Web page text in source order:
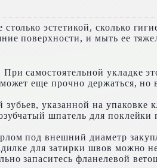
эстетикой, сколько
поверхности, и мыть ее
самостоятельной укладке
еще прочно держаться,
указанной на упаковке
шпатель для
под внешний диаметр
для затирки швов можно
запаситесь фланелевой